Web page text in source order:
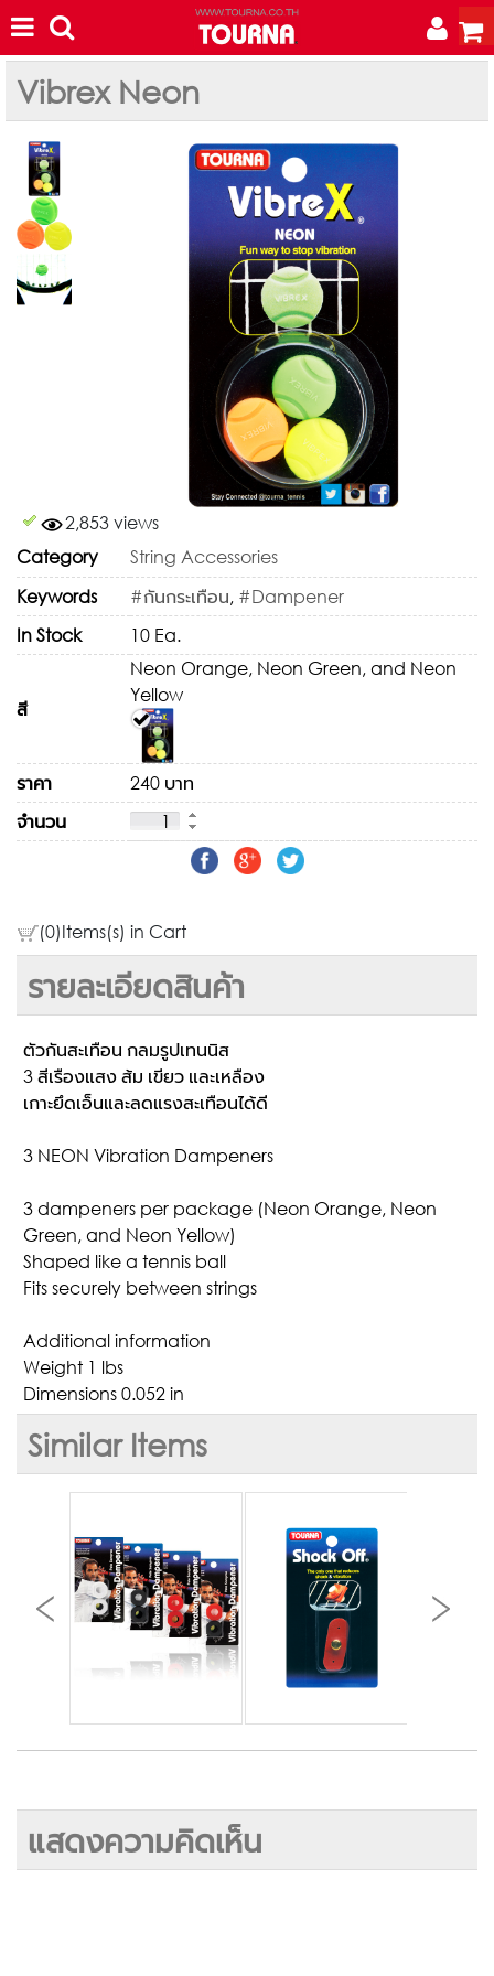
Vibrex Neon
2,853 views
Category
String Accessories
Keywords
#กันกระเทือน, #Dampener
In Stock
10 Ea.
สี
Neon Orange, Neon Green, and Neon
Yellow
ราคา
240 บาท
จำนวน
(0)Items(s) in Cart
รายละเอียดสินค้า
ตัวกันสะเทือน กลมรูปเทนนิส
3 สีเรืองแสง ส้ม เขียว และเหลือง
เกาะยึดเอ็นและลดแรงสะเทือนได้ดี
3 NEON Vibration Dampeners
3 dampeners per package (Neon Orange, Neon
Green, and Neon Yellow)
Shaped like a tennis ball
Fits securely between strings
Additional information
Weight 1 lbs
Dimensions 0.052 in
Similar Items
แสดงความคิดเห็น